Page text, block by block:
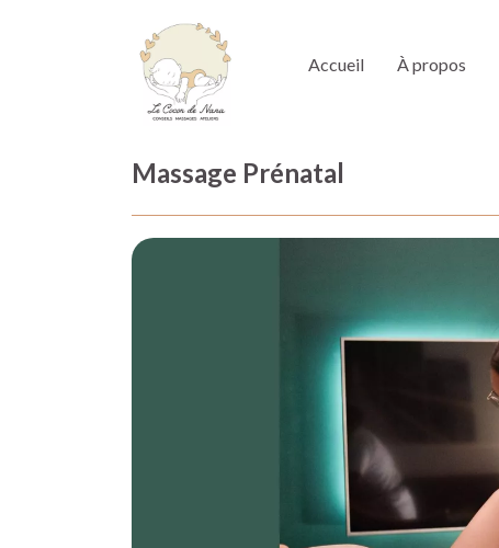
Accueil À propos
Massage Prénatal